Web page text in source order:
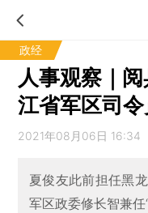
政经
人事观察｜
江省军区司令
2021年08月06日 16:34
夏俊友此前担任黑
军区政委修长智兼任